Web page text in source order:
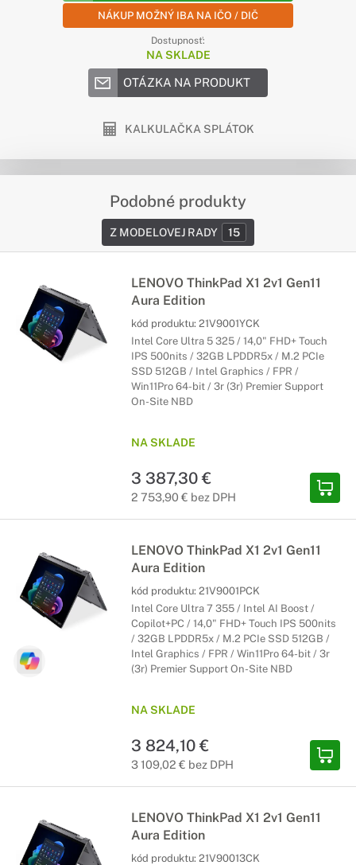
NÁKUP MOŽNÝ IBA NA IČO / DIČ
Dostupnosť:
NA SKLADE
OTÁZKA NA PRODUKT
KALKULAČKA SPLÁTOK
Podobné produkty
Z MODELOVEJ RADY 15
LENOVO ThinkPad X1 2v1 Gen11
Aura Edition
kód produktu: 21V9001YCK
Intel Core Ultra 5 325 / 14,0" FHD+ Touch
IPS 500nits / 32GB LPDDR5x / M.2 PCIe
SSD 512GB / Intel Graphics / FPR /
Win11Pro 64-bit / 3r (3r) Premier Support
On-Site NBD
NA SKLADE
3 387,30 €
2 753,90 € bez DPH
LENOVO ThinkPad X1 2v1 Gen11
Aura Edition
kód produktu: 21V9001PCK
Intel Core Ultra 7 355 / Intel AI Boost /
Copilot+PC / 14,0" FHD+ Touch IPS 500nits
/ 32GB LPDDR5x / M.2 PCIe SSD 512GB /
Intel Graphics / FPR / Win11Pro 64-bit / 3r
(3r) Premier Support On-Site NBD
NA SKLADE
3 824,10 €
3 109,02 € bez DPH
LENOVO ThinkPad X1 2v1 Gen11
Aura Edition
kód produktu: 21V90013CK